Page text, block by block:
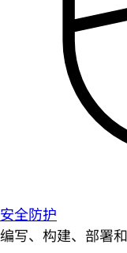
安全防护
编写、构建、部署